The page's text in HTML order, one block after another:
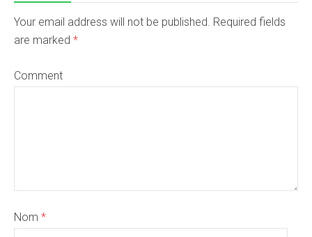
Your email address will not be published. Required fields
are marked *
Comment
Nom *